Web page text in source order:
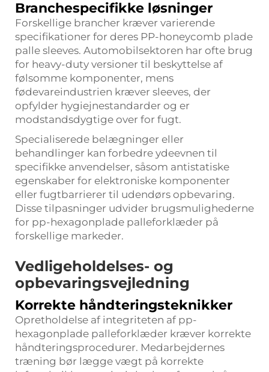
Branchespecifikke løsninger
Forskellige brancher kræver varierende
specifikationer for deres PP-honeycomb plade
palle sleeves. Automobilsektoren har ofte brug
for heavy-duty versioner til beskyttelse af
følsomme komponenter, mens
fødevareindustrien kræver sleeves, der
opfylder hygiejnestandarder og er
modstandsdygtige over for fugt.
Specialiserede belægninger eller
behandlinger kan forbedre ydeevnen til
specifikke anvendelser, såsom antistatiske
egenskaber for elektroniske komponenter
eller fugtbarrierer til udendørs opbevaring.
Disse tilpasninger udvider brugsmulighederne
for pp-hexagonplade palleforklæder på
forskellige markeder.
Vedligeholdelses- og
opbevaringsvejledning
Korrekte håndteringsteknikker
Opretholdelse af integriteten af pp-
hexagonplade palleforklæder kræver korrekte
håndteringsprocedurer. Medarbejdernes
træning bør lægge vægt på korrekte